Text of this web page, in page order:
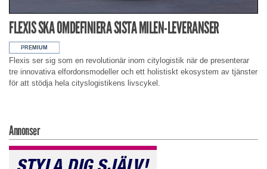
FLEXIS SKA OMDEFINIERA SISTA MILEN-LEVERANSER
Flexis ser sig som en revolutionär inom citylogistik när de presenterar
tre innovativa elfordonsmodeller och ett holistiskt ekosystem av tjänster
för att stödja hela cityslogistikens livscykel.
Annonser